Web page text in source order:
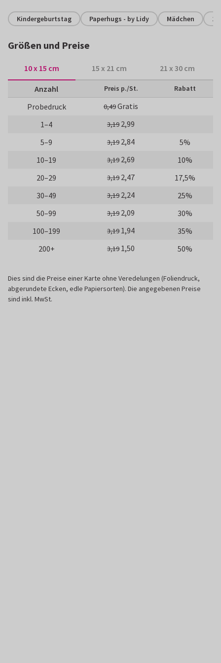
Kindergeburtstag Paperhugs - by Lidy Mädchen
Größen und Preise
10 x 15 cm 15 x 21 cm 21 x 30 cm
Anzahl Preis p./St. Rabatt
Probedruck 0,49Gratis
1–4
3,19 2,99
5–9
3,19 2,84
5%
10–19
3,19 2,69
10%
20–29
3,19 2,47
17,5%
30–49
3,19 2,24
25%
50–99
3,19 2,09
30%
100–199
3,19 1,94
35%
200+
3,19 1,50 50%
Dies sind die Preise einer Karte ohne Veredelungen (Foliendruck,
abgerundete Ecken, edle Papiersorten). Die angegebenen Preise
sind inkl. MwSt.